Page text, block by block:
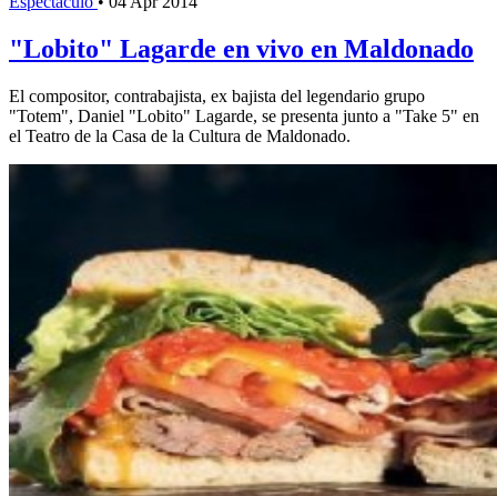
"Lobito" Lagarde en vivo en Maldonado
El compositor, contrabajista, ex bajista del legendario grupo
"Totem", Daniel "Lobito" Lagarde, se presenta junto a "Take 5" en
el Teatro de la Casa de la Cultura de Maldonado.